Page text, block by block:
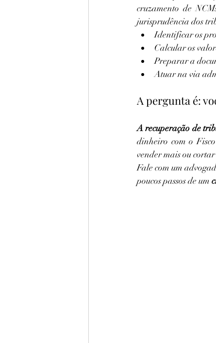
cruzamento de
jurisprudência dos
Identificar os
Calcular os
Preparar a
Atuar na via
A pergunta é:
A recuperação de
dinheiro com o
vender mais ou cortar
Fale com um
poucos passos de um